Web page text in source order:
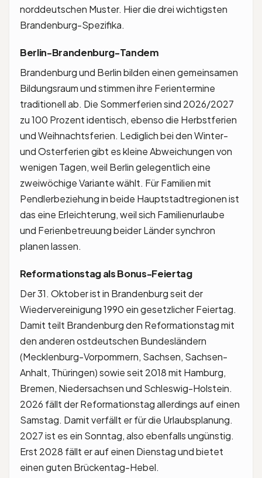
norddeutschen Muster. Hier die drei wichtigsten
Brandenburg-Spezifika.
Berlin-Brandenburg-Tandem
Brandenburg und Berlin bilden einen gemeinsamen
Bildungsraum und stimmen ihre Ferientermine
traditionell ab. Die Sommerferien sind 2026/2027
zu 100 Prozent identisch, ebenso die Herbstferien
und Weihnachtsferien. Lediglich bei den Winter-
und Osterferien gibt es kleine Abweichungen von
wenigen Tagen, weil Berlin gelegentlich eine
zweiwöchige Variante wählt. Für Familien mit
Pendlerbeziehung in beide Hauptstadtregionen ist
das eine Erleichterung, weil sich Familienurlaube
und Ferienbetreuung beider Länder synchron
planen lassen.
Reformationstag als Bonus-Feiertag
Der 31. Oktober ist in Brandenburg seit der
Wiedervereinigung 1990 ein gesetzlicher Feiertag.
Damit teilt Brandenburg den Reformationstag mit
den anderen ostdeutschen Bundesländern
(Mecklenburg-Vorpommern, Sachsen, Sachsen-
Anhalt, Thüringen) sowie seit 2018 mit Hamburg,
Bremen, Niedersachsen und Schleswig-Holstein.
2026 fällt der Reformationstag allerdings auf einen
Samstag. Damit verfällt er für die Urlaubsplanung.
2027 ist es ein Sonntag, also ebenfalls ungünstig.
Erst 2028 fällt er auf einen Dienstag und bietet
einen guten Brückentag-Hebel.